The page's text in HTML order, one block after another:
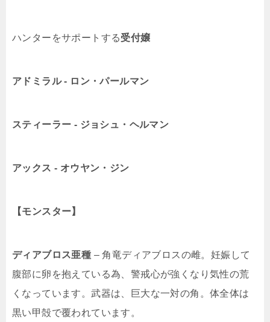
ハンターをサポートする受付嬢
アドミラル ‐ ロン・パールマン
スティーラー ‐ ジョシュ・ヘルマン
アックス ‐ オウヤン・ジン
【モンスター】
ディアブロス亜種 – 角竜ディアブロスの雌。妊娠して
腹部に卵を抱えている為、警戒心が強くなり気性の荒
くなっています。武器は、巨大な一対の角。体全体は
黒い甲殻で覆われています。